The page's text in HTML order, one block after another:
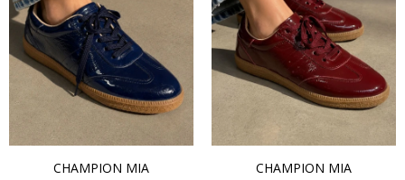
CHAMPION MIA CHAMPION MIA